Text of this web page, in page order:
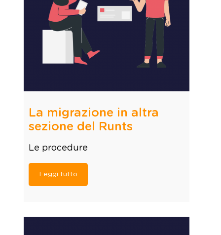
La migrazione in altra
sezione del Runts
Le procedure
Leggi tutto